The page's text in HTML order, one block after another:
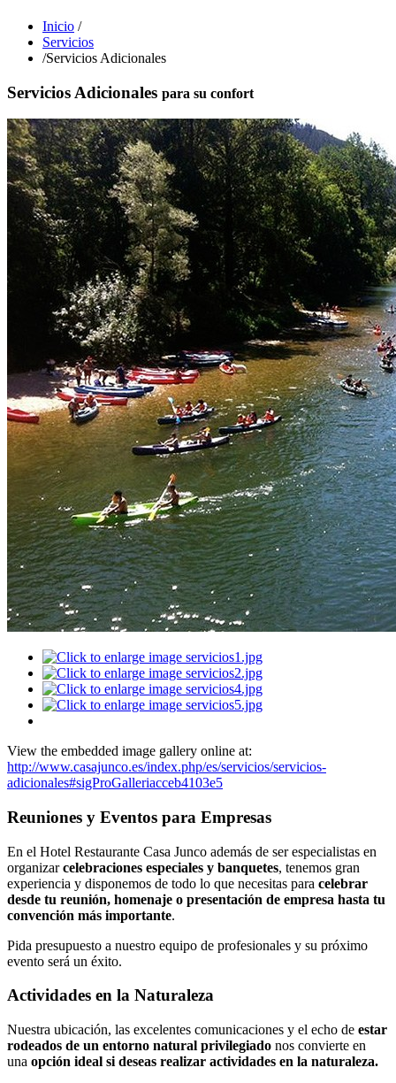
Inicio /
Servicios
/Servicios Adicionales
Servicios Adicionales para su confort
View the embedded image gallery online at:
http://www.casajunco.es/index.php/es/servicios/servicios-
adicionales#sigProGalleriacceb4103e5
Reuniones y Eventos para Empresas
En el Hotel Restaurante Casa Junco además de ser especialistas en
organizarcelebraciones especiales y banquetes, tenemos gran
experiencia y disponemos de todo lo que necesitas para celebrar
desde tu reunión, homenaje o presentación de empresa hasta tu
convención más importante.
Pida presupuesto a nuestro equipo de profesionales y su próximo
evento será un éxito.
Actividades en la Naturaleza
Nuestra ubicación, las excelentes comunicaciones y el echo de estar
rodeados de un entorno natural privilegiado nos convierte en
una opción ideal si deseas realizar actividades en la naturaleza.